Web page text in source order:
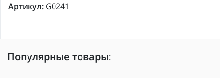
Артикул: G0241
Популярные товары: